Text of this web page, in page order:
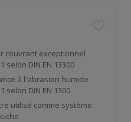
couvrant exceptionnel
selon DIN EN 13300
à l'abrasion humide
selon DIN EN 1300
utilisé comme système